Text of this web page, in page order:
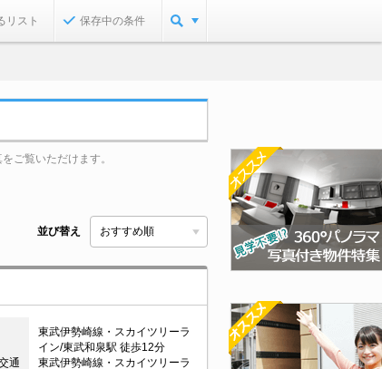
リスト 保存中の条件
ご覧いただけます。
並び替え
通
東武伊勢崎線・スカイツリーラ
イン/東武和泉駅 徒歩12分
東武伊勢崎線・スカイツリーラ